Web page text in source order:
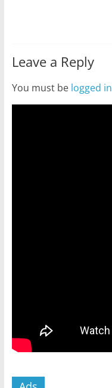
Leave a Reply
You must be logged in